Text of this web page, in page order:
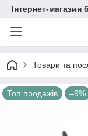
Інтернет-магазин
Товари та
Топ продажів –9%